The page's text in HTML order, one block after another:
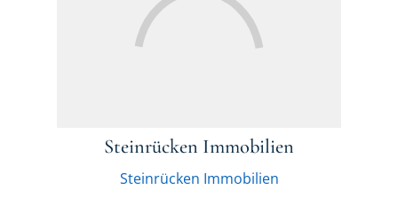
Steinrücken Immobilien
Steinrücken Immobilien